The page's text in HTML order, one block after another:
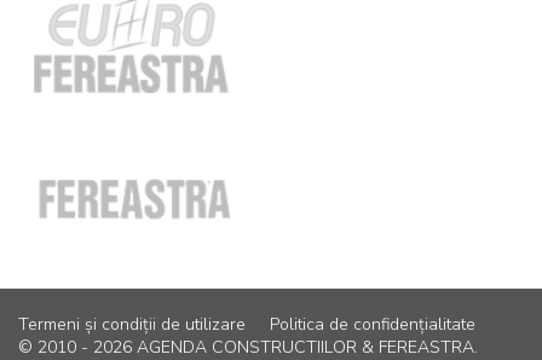
Termeni și condiții de utilizare
Politica de confidențialitate
© 2010 - 2026 AGENDA CONSTRUCTIILOR & FEREASTRA.